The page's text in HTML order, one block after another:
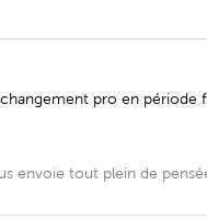
pro en période
envoie tout plein de